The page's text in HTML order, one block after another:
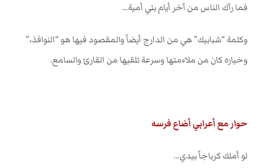
فما رآك الناس من آخر أيام بني أمية…
وكلمة “شبابيك” هي من الدارج أيضاً والمقصود فيها هو “النوافذ،”
وخياره كان من ملاءمتها وسرعة تلقيها من القارئ والسامع.
حوار مع أعرابي أضاع فرسه
لو أملك كرباجاً بيدي…